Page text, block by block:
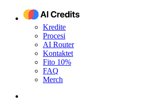
Kredite
Procesi
AI Router
Kontaktet
Fito 10%
FAQ
Merch